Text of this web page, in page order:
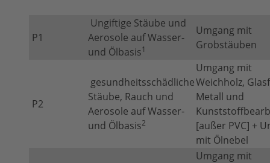
P1
Ungiftige Stäube und
Aerosole auf Wasser-
und Ölbasis1
Umgang mit
Grobstäuben
P2
gesundheitsschädliche
Stäube, Rauch und
Aerosole auf Wasser-
und Ölbasis2
Umgang mit
Weichholz,
Metall und
[außer PVC] +
mit Ölnebel
Umgang mit